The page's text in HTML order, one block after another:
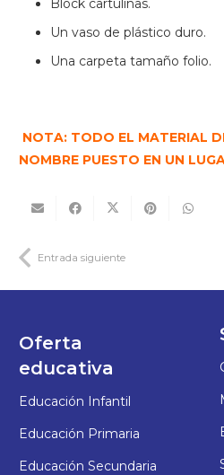
Block cartulinas.
Un vaso de plástico duro.
Una carpeta tamaño folio.
NOTA: TODO EL MATERIAL
NOMBRE PUESTO EN UN
Entrada siguiente
Oferta
educativa
Educación Infantil
Educación Primaria
Educación Secundaria